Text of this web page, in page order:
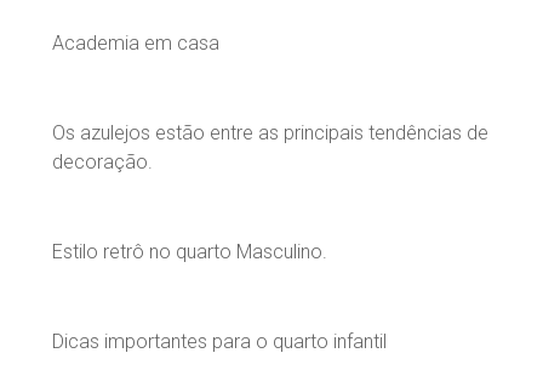
Academia em casa
Os azulejos estão entre as principais tendências de
decoração.
Estilo retrô no quarto Masculino.
Dicas importantes para o quarto infantil